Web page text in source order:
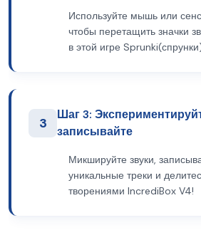
Используйте мышь или
чтобы перетащить значки
в этой игре
3
Шаг 3:
записывайте
Микшируйте звуки,
уникальные треки и
творениями IncrediBox V4!